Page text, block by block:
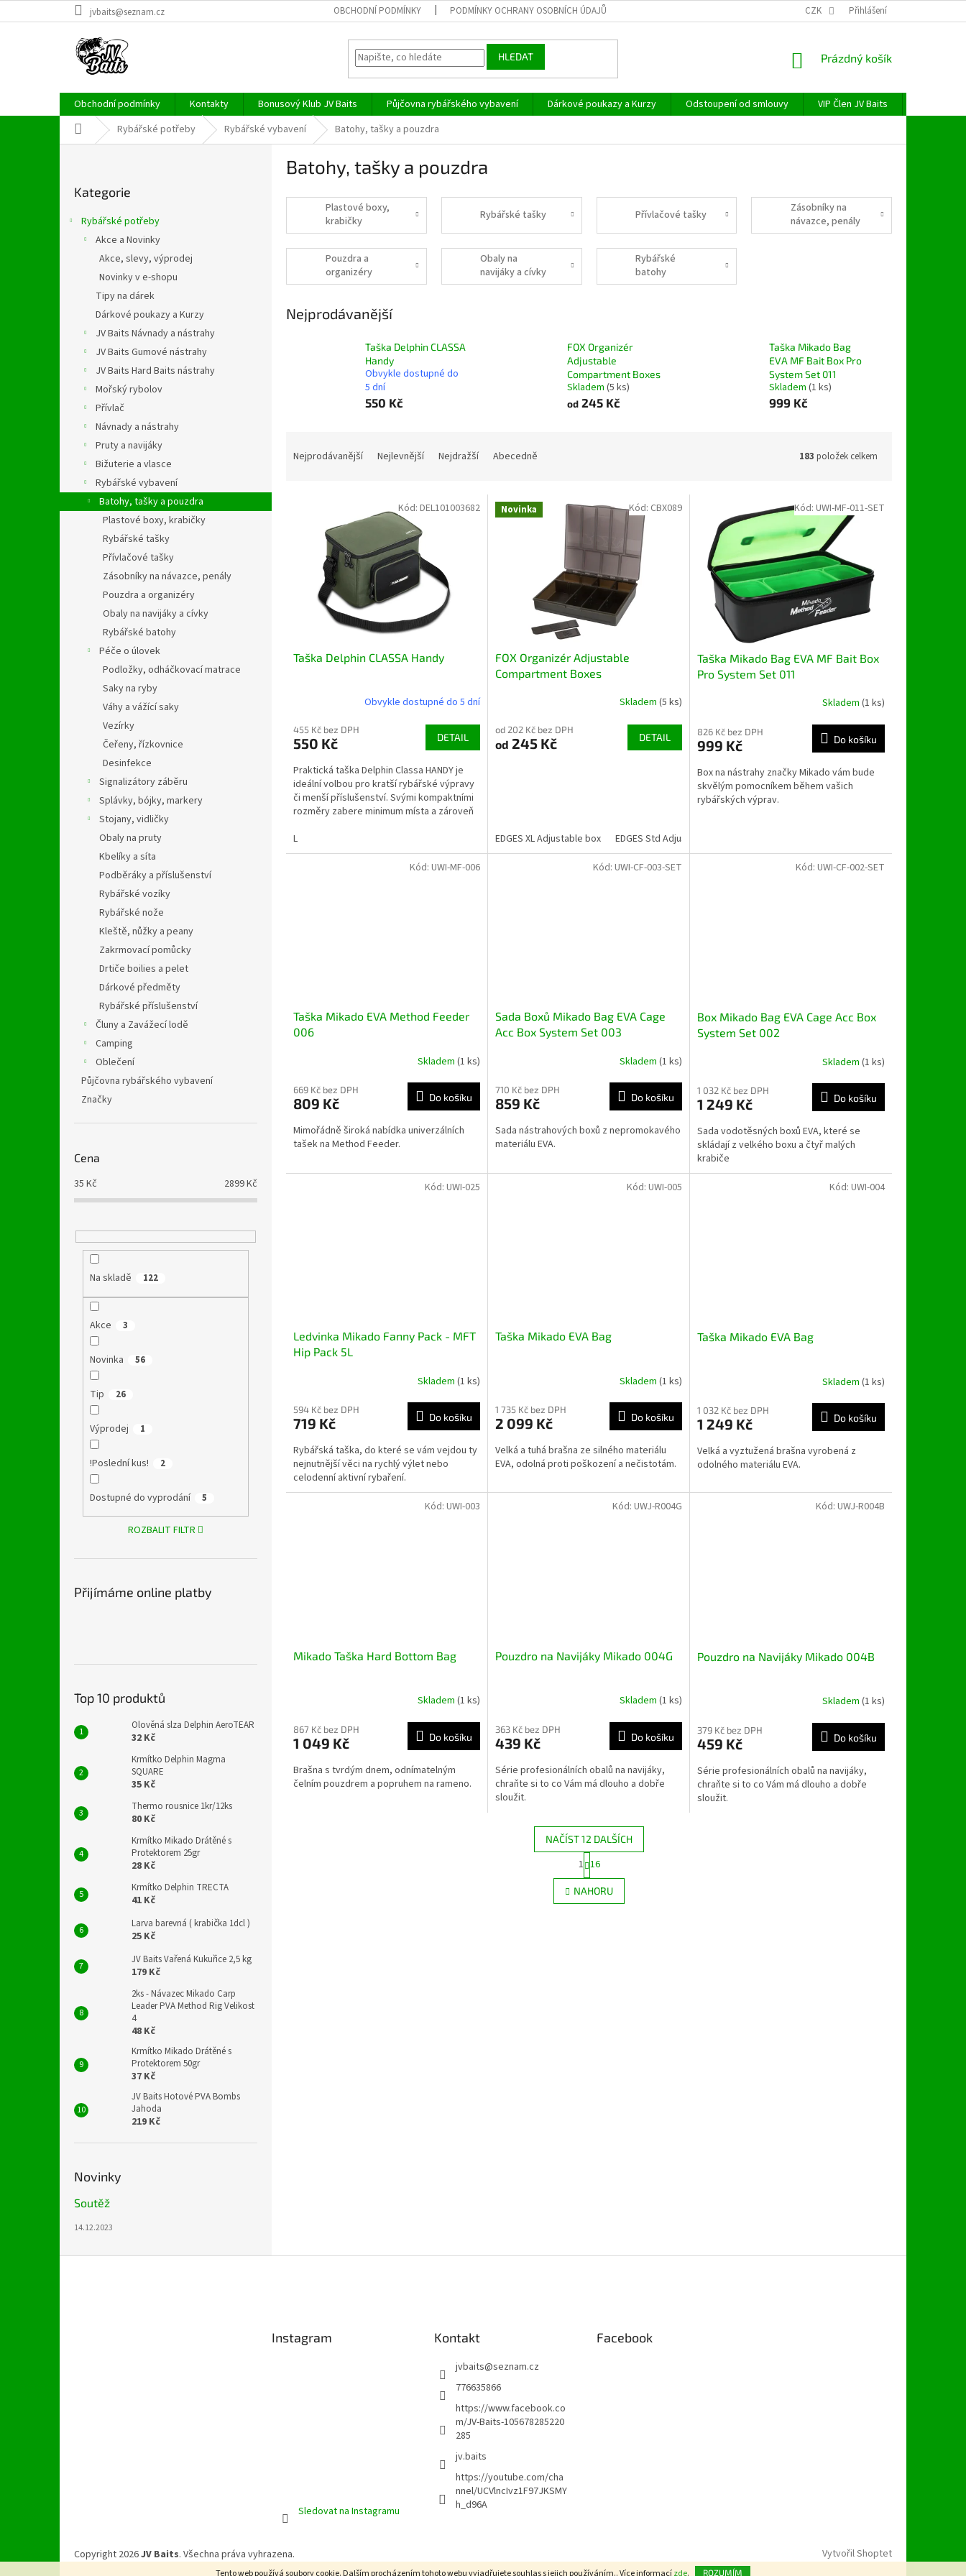
ROZUMÍM
na
jvbaits@seznam.cz OBCHODNÍ PODMÍNKY PODMÍNKY OCHRANY OSOBNÍCH ÚDAJŮ CZK Přihlášení
HLEDAT
NÁKUPNÍ
Prázdný košík
Obchodní podmínky Kontakty Bonusový Klub JV Baits Půjčovna rybářského vybavení Dárkové poukazy a Kurzy Odstoupení od smlouvy VIP Člen JV Baits
Domů Rybářské potřeby Rybářské vybavení Batohy, tašky a pouzdra
kategorie
Kategorie
Rybářské potřeby
Akce a Novinky
Akce, slevy, výprodej
Novinky v e-shopu
Tipy na dárek
Dárkové poukazy a Kurzy
JV Baits Návnady a nástrahy
JV Baits Gumové nástrahy
JV Baits Hard Baits nástrahy
Mořský rybolov
Přívlač
Návnady a nástrahy
Pruty a navijáky
Bižuterie a vlasce
Rybářské vybavení
Batohy, tašky a pouzdra
Plastové boxy, krabičky
Rybářské tašky
Přívlačové tašky
Zásobníky na návazce, penály
Pouzdra a organizéry
Obaly na navijáky a cívky
Rybářské batohy
Péče o úlovek
Podložky, odháčkovací matrace
Saky na ryby
Váhy a vážící saky
Vezírky
Čeřeny, řízkovnice
Desinfekce
Signalizátory záběru
Splávky, bójky, markery
Stojany, vidličky
Obaly na pruty
Kbelíky a síta
Podběráky a příslušenství
Rybářské vozíky
Rybářské nože
Kleště, nůžky a peany
Zakrmovací pomůcky
Drtiče boilies a pelet
Dárkové předměty
Rybářské příslušenství
Čluny a Zavážecí lodě
Camping
Oblečení
Půjčovna rybářského vybavení
Značky
Cena
35 Kč 2899Kč
Na skladě 122
Akce 3
Novinka 56
Tip 26
Výprodej 1
!Poslední kus! 2
Dostupné do vyprodání 5
ROZBALIT FILTR
Přijímáme online platby
Top 10 produktů
Olověná slza Delphin AeroTEAR
32 Kč
Krmítko Delphin Magma
SQUARE
35 Kč
Thermo rousnice 1kr/12ks
80 Kč
Krmítko Mikado Drátěné s
Protektorem 25gr
28 Kč
Krmítko Delphin TRECTA
41 Kč
Larva barevná ( krabička 1dcl )
25 Kč
JV Baits Vařená Kukuřice 2,5 kg
179 Kč
2ks - Návazec Mikado Carp
Leader PVA Method Rig Velikost
4
48 Kč
Krmítko Mikado Drátěné s
Protektorem 50gr
37 Kč
JV Baits Hotové PVA Bombs
Jahoda
219 Kč
Novinky
Soutěž
14.12.2023
Batohy, tašky a pouzdra
Plastové boxy,
krabičky
Rybářské tašky Přívlačové tašky
Zásobníky na
návazce, penály
Pouzdra a
organizéry
Obaly na
navijáky a cívky
Rybářské
batohy
Nejprodávanější
Taška Delphin CLASSA
Handy
Obvykle dostupné do
5 dní
550 Kč
FOX Organizér
Adjustable
Compartment Boxes
Skladem (5 ks)
od245 Kč
Taška Mikado Bag
EVA MF Bait Box Pro
System Set 011
Skladem (1 ks)
999 Kč
Nejprodávanější Nejlevnější Nejdražší Abecedně 183 položek celkem
Taška Delphin CLASSA Handy
Obvykle dostupné do 5 dní
455 Kč bez DPH
550 Kč DETAIL
Praktická taška Delphin Classa HANDY je
ideální volbou pro kratší rybářské výpravy
či menší příslušenství. Svými kompaktními
rozměry zabere minimum místa a zároveň
L
Kód: DEL101003682 Novinka
FOX Organizér Adjustable
Compartment Boxes
Skladem (5 ks)
od 202 Kč bez DPH
od 245 Kč DETAIL
EDGES XL Adjustable box EDGES Std Adjustable box
Kód: CBX089
Taška Mikado Bag EVA MF Bait Box
Pro System Set 011
Skladem (1 ks)
826 Kč bez DPH
999 Kč Do košíku
Box na nástrahy značky Mikado vám bude
skvělým pomocníkem během vašich
rybářských výprav.
Kód: UWI-MF-011-SET
Taška Mikado EVA Method Feeder
006
Skladem (1 ks)
669 Kč bez DPH
809 Kč Do košíku
Mimořádně široká nabídka univerzálních
tašek na Method Feeder.
Kód: UWI-MF-006
Sada Boxů Mikado Bag EVA Cage
Acc Box System Set 003
Skladem (1 ks)
710 Kč bez DPH
859 Kč Do košíku
Sada nástrahových boxů z nepromokavého
materiálu EVA.
Kód: UWI-CF-003-SET
Box Mikado Bag EVA Cage Acc Box
System Set 002
Skladem (1 ks)
1 032 Kč bez DPH
1 249 Kč Do košíku
Sada vodotěsných boxů EVA, které se
skládají z velkého boxu a čtyř malých
krabiče
Kód: UWI-CF-002-SET
Ledvinka Mikado Fanny Pack - MFT
Hip Pack 5L
Skladem (1 ks)
594 Kč bez DPH
719 Kč Do košíku
Rybářská taška, do které se vám vejdou ty
nejnutnější věci na rychlý výlet nebo
celodenní aktivní rybaření.
Kód: UWI-025
Taška Mikado EVA Bag
Skladem (1 ks)
1 735 Kč bez DPH
2 099 Kč Do košíku
Velká a tuhá brašna ze silného materiálu
EVA, odolná proti poškození a nečistotám.
Kód: UWI-005
Taška Mikado EVA Bag
Skladem (1 ks)
1 032 Kč bez DPH
1 249 Kč Do košíku
Velká a vyztužená brašna vyrobená z
odolného materiálu EVA.
Kód: UWI-004
Mikado Taška Hard Bottom Bag
Skladem (1 ks)
867 Kč bez DPH
1 049 Kč Do košíku
Brašna s tvrdým dnem, odnímatelným
čelním pouzdrem a popruhem na rameno.
Kód: UWI-003
Pouzdro na Navijáky Mikado 004G
Skladem (1 ks)
363 Kč bez DPH
439 Kč Do košíku
Série profesionálních obalů na navijáky,
chraňte si to co Vám má dlouho a dobře
sloužit.
Kód: UWJ-R004G
Pouzdro na Navijáky Mikado 004B
Skladem (1 ks)
379 Kč bez DPH
459 Kč Do košíku
Série profesionálních obalů na navijáky,
chraňte si to co Vám má dlouho a dobře
sloužit.
Kód: UWJ-R004B
O
v
l
NAČÍST 12 DALŠÍCH
S
t
r
á
n
1 16
NAHORU
Instagram
Sledovat na Instagramu
Kontakt
jvbaits@seznam.cz
776635866
https://www.facebook.co
m/JV-Baits-105678285220
285
jv.baits
https://youtube.com/cha
nnel/UCVlncIvz1F97JKSMY
h_d96A
Facebook
Vytvořil Shoptet
Copyright 2026JV Baits. Všechna práva vyhrazena.